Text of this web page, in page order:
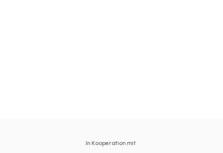
In Kooperation mit